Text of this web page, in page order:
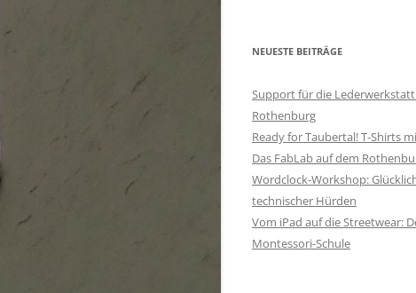
NEUESTE BEITRÄGE
Support für die
Rothenburg
Ready for Taubertal! T-Shirts
Das FabLab auf dem
Wordclock-Workshop:
technischer Hürden
Vom iPad auf die Streetwear:
Montessori-Schule